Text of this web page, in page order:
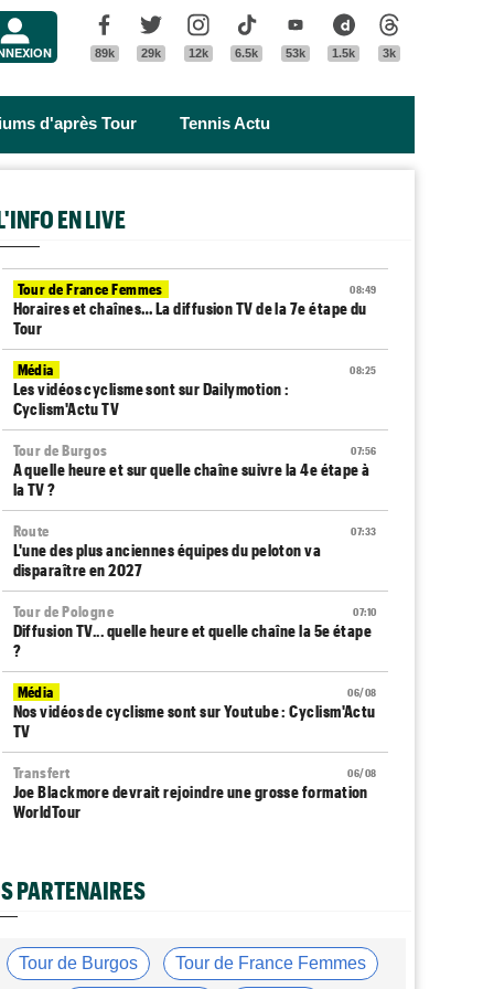
Facebook
89k
Twitter
29k
Instagram
12k
Tik Tok
6.5k
Youtube
53k
Dailymotion
1.5k 3k
d'après Tour Tennis Actu
EN LIVE
08:49
Tour de France Femmes
Horaires et chaînes… La diffusion TV de la 7e étape du
Tour
08:25
Média
Les vidéos cyclisme sont sur Dailymotion :
Cyclism'Actu TV
07:56
Tour de Burgos
A quelle heure et sur quelle chaîne suivre la 4e étape à
la TV ?
07:33
Route
L'une des plus anciennes équipes du peloton va
disparaître en 2027
07:10
Tour de Pologne
Diffusion TV... quelle heure et quelle chaîne la 5e étape
?
06/08
Média
Nos vidéos de cyclisme sont sur Youtube : Cyclism'Actu
TV
06/08
Transfert
Joe Blackmore devrait rejoindre une grosse formation
WorldTour
mais…"
La Soudal Quick-Step recrute un talentueux sprinteur
allemand de 24 ans
PARTENAIRES
Tour de Burgos Tour de France Femmes